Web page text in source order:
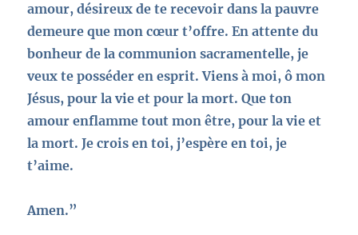
amour, désireux de te recevoir dans la pauvre
demeure que mon cœur t’offre. En attente du
bonheur de la communion sacramentelle, je
veux te posséder en esprit. Viens à moi, ô mon
Jésus, pour la vie et pour la mort. Que ton
amour enflamme tout mon être, pour la vie et
la mort. Je crois en toi, j’espère en toi, je
t’aime.
Amen.”